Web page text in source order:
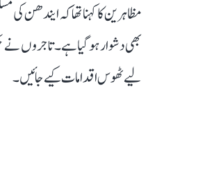
مظاہرین کا کہنا تھا کہ ایندھن
بھی دشوار ہو گیا ہے۔ تاجروں نے
لیے ٹھوس اقدامات کیے جائیں۔